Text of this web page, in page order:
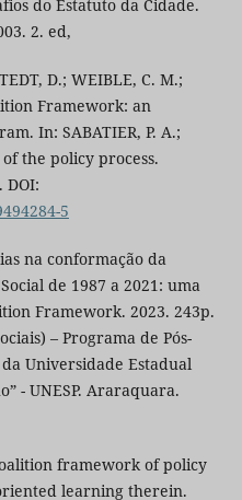
do Estatuto da Cidade.
2. ed,
D.; WEIBLE, C. M.;
Framework: an
In: SABATIER, P. A.;
the policy process.
DOI:
5
na conformação da
de 1987 a 2021: uma
Framework. 2023. 243p.
– Programa de Pós-
Universidade Estadual
- UNESP. Araraquara.
framework of policy
learning therein.